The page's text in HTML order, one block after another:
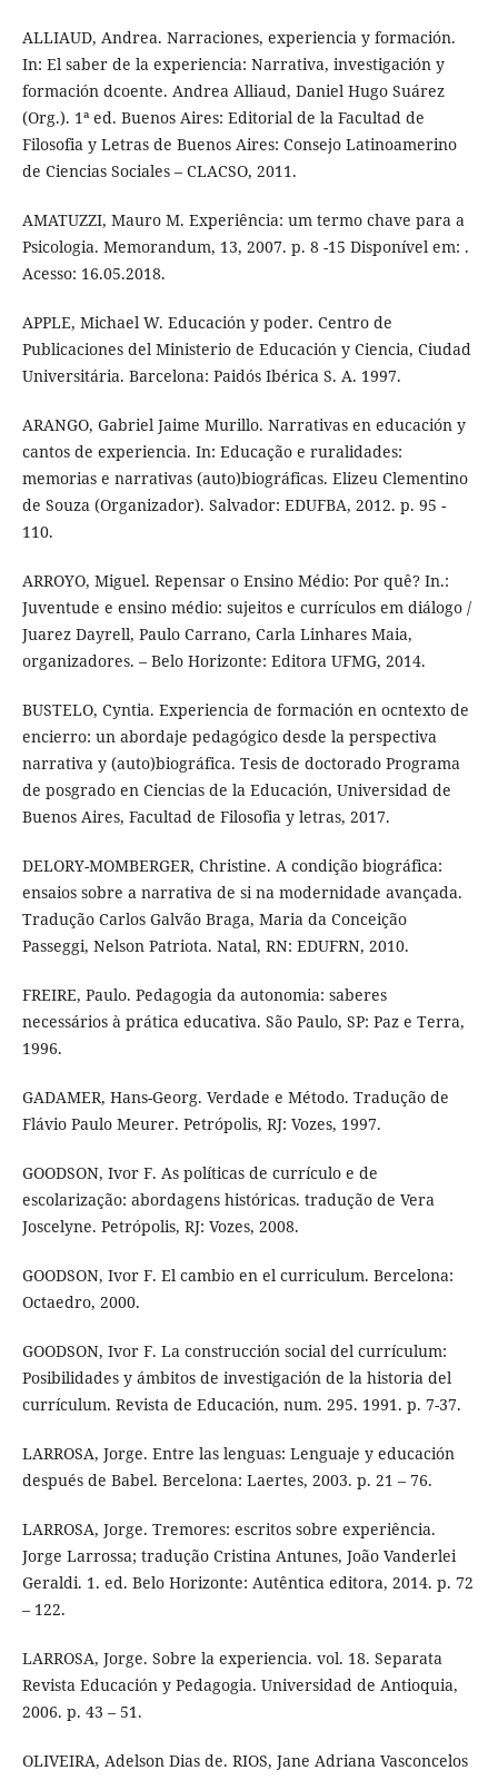
ALLIAUD, Andrea. Narraciones, experiencia y formación.
In: El saber de la experiencia: Narrativa, investigación y
formación dcoente. Andrea Alliaud, Daniel Hugo Suárez
(Org.). 1ª ed. Buenos Aires: Editorial de la Facultad de
Filosofia y Letras de Buenos Aires: Consejo Latinoamerino
de Ciencias Sociales – CLACSO, 2011.
AMATUZZI, Mauro M. Experiência: um termo chave para a
Psicologia. Memorandum, 13, 2007. p. 8 -15 Disponível em: .
Acesso: 16.05.2018.
APPLE, Michael W. Educación y poder. Centro de
Publicaciones del Ministerio de Educación y Ciencia, Ciudad
Universitária. Barcelona: Paidós Ibérica S. A. 1997.
ARANGO, Gabriel Jaime Murillo. Narrativas en educación y
cantos de experiencia. In: Educação e ruralidades:
memorias e narrativas (auto)biográficas. Elizeu Clementino
de Souza (Organizador). Salvador: EDUFBA, 2012. p. 95 -
110.
ARROYO, Miguel. Repensar o Ensino Médio: Por quê? In.:
Juventude e ensino médio: sujeitos e currículos em diálogo /
Juarez Dayrell, Paulo Carrano, Carla Linhares Maia,
organizadores. – Belo Horizonte: Editora UFMG, 2014.
BUSTELO, Cyntia. Experiencia de formación en ocntexto de
encierro: un abordaje pedagógico desde la perspectiva
narrativa y (auto)biográfica. Tesis de doctorado Programa
de posgrado en Ciencias de la Educación, Universidad de
Buenos Aires, Facultad de Filosofia y letras, 2017.
DELORY-MOMBERGER, Christine. A condição biográfica:
ensaios sobre a narrativa de si na modernidade avançada.
Tradução Carlos Galvão Braga, Maria da Conceição
Passeggi, Nelson Patriota. Natal, RN: EDUFRN, 2010.
FREIRE, Paulo. Pedagogia da autonomia: saberes
necessários à prática educativa. São Paulo, SP: Paz e Terra,
1996.
GADAMER, Hans-Georg. Verdade e Método. Tradução de
Flávio Paulo Meurer. Petrópolis, RJ: Vozes, 1997.
GOODSON, Ivor F. As políticas de currículo e de
escolarização: abordagens históricas. tradução de Vera
Joscelyne. Petrópolis, RJ: Vozes, 2008.
GOODSON, Ivor F. El cambio en el curriculum. Bercelona:
Octaedro, 2000.
GOODSON, Ivor F. La construcción social del currículum:
Posibilidades y ámbitos de investigación de la historia del
currículum. Revista de Educación, num. 295. 1991. p. 7-37.
LARROSA, Jorge. Entre las lenguas: Lenguaje y educación
después de Babel. Bercelona: Laertes, 2003. p. 21 – 76.
LARROSA, Jorge. Tremores: escritos sobre experiência.
Jorge Larrossa; tradução Cristina Antunes, João Vanderlei
Geraldi. 1. ed. Belo Horizonte: Autêntica editora, 2014. p. 72
– 122.
LARROSA, Jorge. Sobre la experiencia. vol. 18. Separata
Revista Educación y Pedagogia. Universidad de Antioquia,
2006. p. 43 – 51.
OLIVEIRA, Adelson Dias de. RIOS, Jane Adriana Vasconcelos